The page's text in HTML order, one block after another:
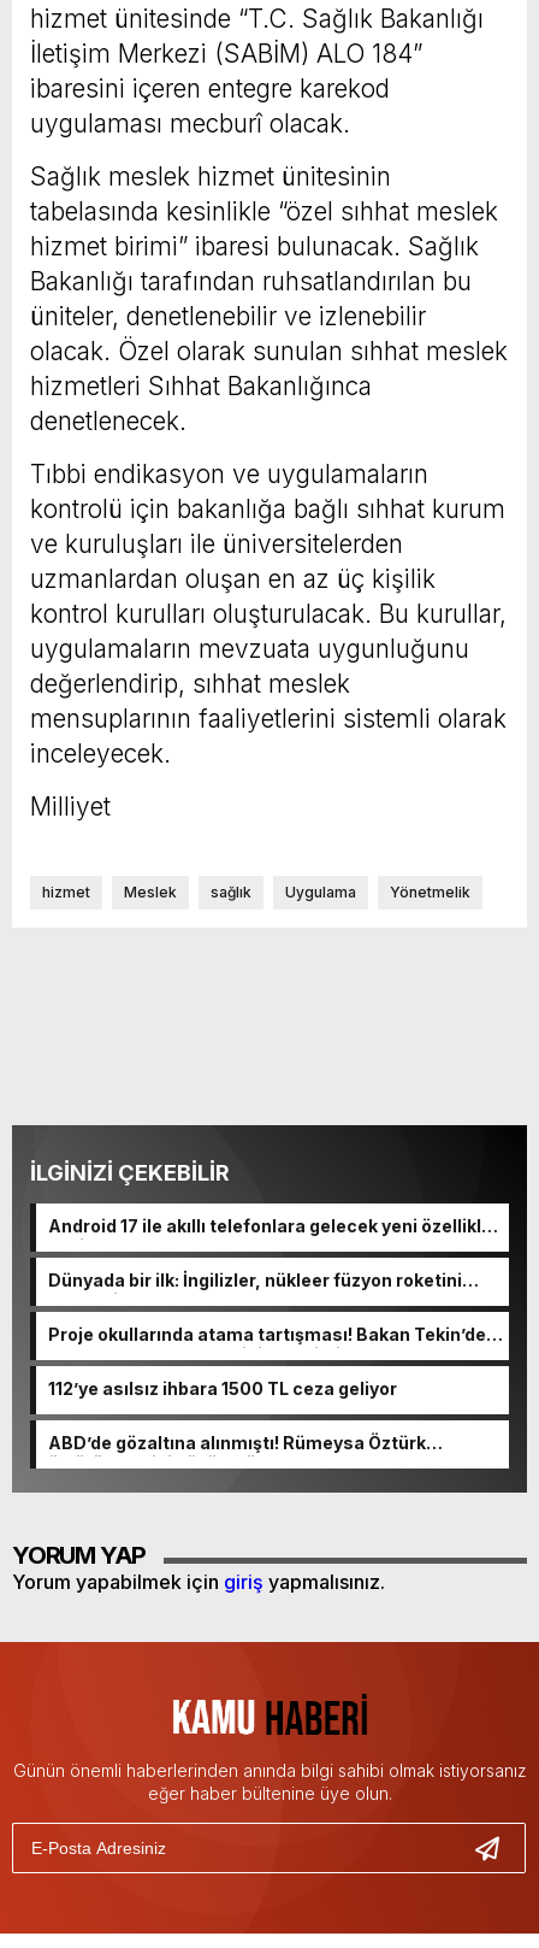
hizmet ünitesinde “T.C. Sağlık Bakanlığı
İletişim Merkezi (SABİM) ALO 184”
ibaresini içeren entegre karekod
uygulaması mecburî olacak.
Sağlık meslek hizmet ünitesinin
tabelasında kesinlikle “özel sıhhat meslek
hizmet birimi” ibaresi bulunacak. Sağlık
Bakanlığı tarafından ruhsatlandırılan bu
üniteler, denetlenebilir ve izlenebilir
olacak. Özel olarak sunulan sıhhat meslek
hizmetleri Sıhhat Bakanlığınca
denetlenecek.
Tıbbi endikasyon ve uygulamaların
kontrolü için bakanlığa bağlı sıhhat kurum
ve kuruluşları ile üniversitelerden
uzmanlardan oluşan en az üç kişilik
kontrol kurulları oluşturulacak. Bu kurullar,
uygulamaların mevzuata uygunluğunu
değerlendirip, sıhhat meslek
mensuplarının faaliyetlerini sistemli olarak
inceleyecek.
Milliyet
hizmet Meslek sağlık Uygulama Yönetmelik
İLGİNİZİ ÇEKEBİLİR
Android 17 ile akıllı telefonlara gelecek yeni özellikler
belli oldu
Dünyada bir ilk: İngilizler, nükleer füzyon roketini
ateşledi
Proje okullarında atama tartışması! Bakan Tekin’den
“Sıkıntı yaşanmaması için takvimi erken başlattık”
112’ye asılsız ihbara 1500 TL ceza geliyor
ABD’de gözaltına alınmıştı! Rümeysa Öztürk
öldürüleceğini düşünmüş
YORUM YAP
Yorum yapabilmek için giriş yapmalısınız.
Günün önemli haberlerinden anında bilgi sahibi olmak istiyorsanız
eğer haber bültenine üye olun.